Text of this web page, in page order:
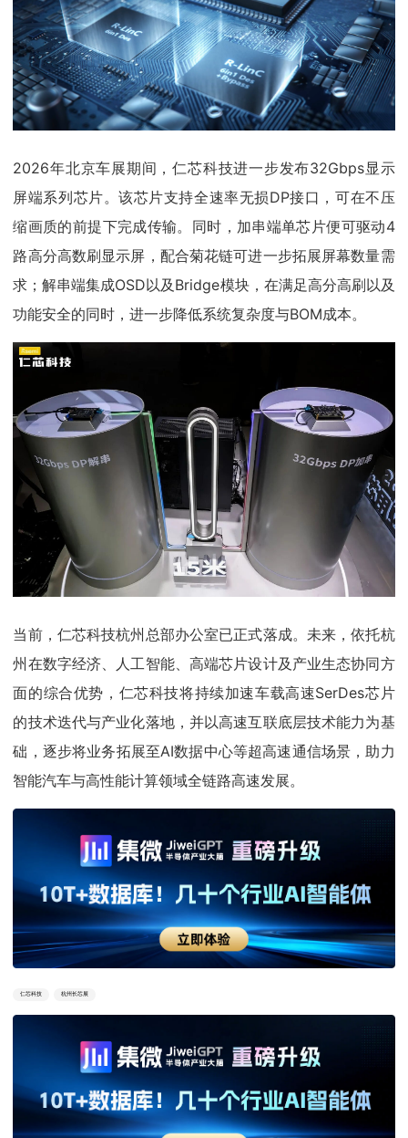
2026年北京车展期间，仁芯科技进一步发布32Gbps显示
屏端系列芯片。该芯片支持全速率无损DP接口，可在不压
缩画质的前提下完成传输。同时，加串端单芯片便可驱动4
路高分高数刷显示屏，配合菊花链可进一步拓展屏幕数量需
求；解串端集成OSD以及Bridge模块，在满足高分高刷以及
功能安全的同时，进一步降低系统复杂度与BOM成本。
当前，仁芯科技杭州总部办公室已正式落成。未来，依托杭
州在数字经济、人工智能、高端芯片设计及产业生态协同方
面的综合优势，仁芯科技将持续加速车载高速SerDes芯片
的技术迭代与产业化落地，并以高速互联底层技术能力为基
础，逐步将业务拓展至AI数据中心等超高速通信场景，助力
智能汽车与高性能计算领域全链路高速发展。
仁芯科技 杭州长芯展